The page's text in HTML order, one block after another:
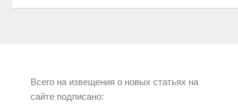
Всего на извещения о новых статьях на
сайте подписано: